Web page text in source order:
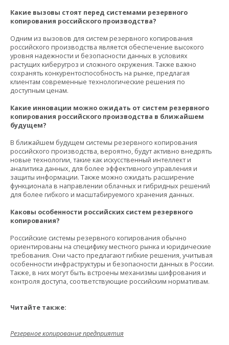
Какие вызовы стоят перед системами резервного
копирования российского производства?
Одним из вызовов для систем резервного копирования
российского производства является обеспечение высокого
уровня надежности и безопасности данных в условиях
растущих киберугроз и сложного окружения. Также важно
сохранять конкурентоспособность на рынке, предлагая
клиентам современные технологические решения по
доступным ценам.
Какие инновации можно ожидать от систем резервного
копирования российского производства в ближайшем
будущем?
В ближайшем будущем системы резервного копирования
российского производства, вероятно, будут активно внедрять
новые технологии, такие как искусственный интеллект и
аналитика данных, для более эффективного управления и
защиты информации. Также можно ожидать расширение
функционала в направлении облачных и гибридных решений
для более гибкого и масштабируемого хранения данных.
Каковы особенности российских систем резервного
копирования?
Российские системы резервного копирования обычно
ориентированы на специфику местного рынка и юридические
требования. Они часто предлагают гибкие решения, учитывая
особенности инфраструктуры и безопасности данных в России.
Также, в них могут быть встроены механизмы шифрования и
контроля доступа, соответствующие российским нормативам.
Читайте также:
Резервное копирование предприятия